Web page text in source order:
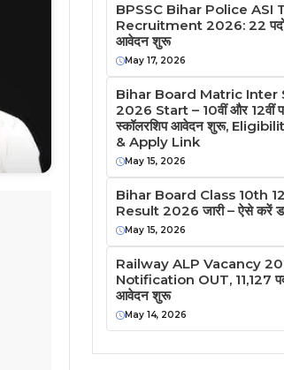
BPSSC Bihar Police ASI
Recruitment 2026: 22 पदों
आवेदन शुरू
May 17, 2026
Bihar Board Matric Inter
2026 Start – 10वीं और 12वीं
स्कॉलरशिप आवेदन शुरू,
& Apply Link
May 15, 2026
Bihar Board Class 10th
Result 2026 जारी – ऐसे करें
May 15, 2026
Railway ALP Vacancy
Notification OUT, 11,127
आवेदन शुरू
May 14, 2026